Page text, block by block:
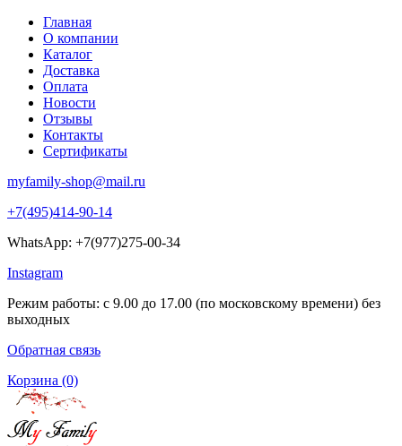
Главная
О компании
Каталог
Доставка
Оплата
Новости
Отзывы
Контакты
Сертификаты
myfamily-shop@mail.ru
+7(495)414-90-14
WhatsApp: +7(977)275-00-34
Instagram
Режим работы: с 9.00 до 17.00 (по московскому времени) без
выходных
Обратная связь
Корзина (0)